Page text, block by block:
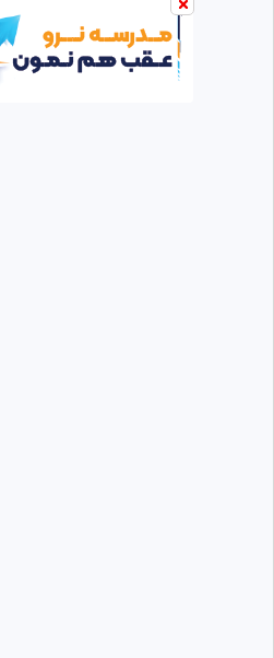
🎬🎧 Freetime | فری تایم 🍿
3.62k بازدید